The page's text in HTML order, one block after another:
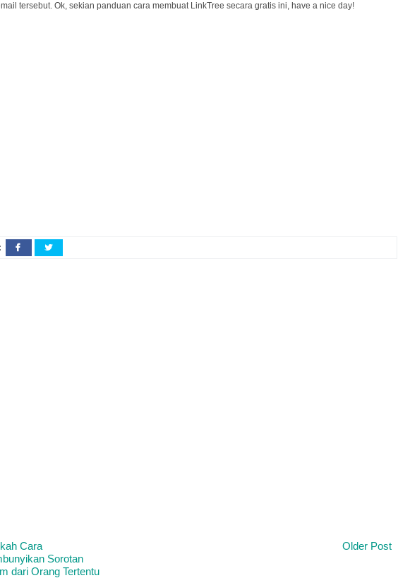
tersebut. Ok, sekian panduan cara membuat LinkTree secara gratis ini, have a nice day!
Cara
Sorotan
dari Orang Tertentu
Older Post